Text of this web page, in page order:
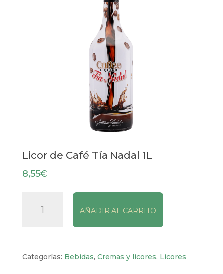
Licor de Café Tía Nadal 1L
8,55€
Nadal
AÑADIR AL CARRITO
Categorías: Bebidas, Cremas y licores, Licores